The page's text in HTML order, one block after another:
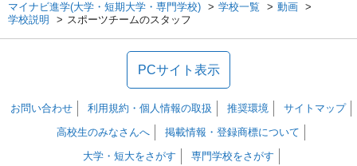
マイナビ進学(大学・短期大学・専門学校) 学校一覧
動画
学校説明
スポーツチームのスタッフ
PCサイト表示
お問い合わせ 利用規約・個人情報の取扱 推奨環境
サイトマップ
高校生のみなさんへ
掲載情報・登録商標について
大学・短大をさがす
専門学校をさがす